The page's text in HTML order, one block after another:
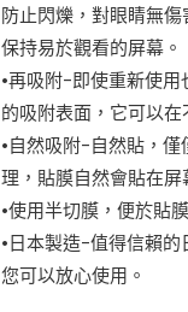
防止閃爍，對眼睛無
保持易於觀看的屏幕。
•再吸附-即使重新使
的吸附表面，它可以
•自然吸附-自然貼，
理，貼膜自然會貼在屏
•使用半切膜，便於貼
•日本製造-值得信賴
您可以放心使用。